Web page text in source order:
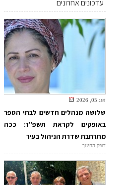
עדכונים אחרונים
אוג 05, 2026
שלושה מנהלים חדשים לבתי הספר
באופקים לקראת תשפ"ז: ככה
מתרחבת שדרת הניהול בעיר
דופק החינוך